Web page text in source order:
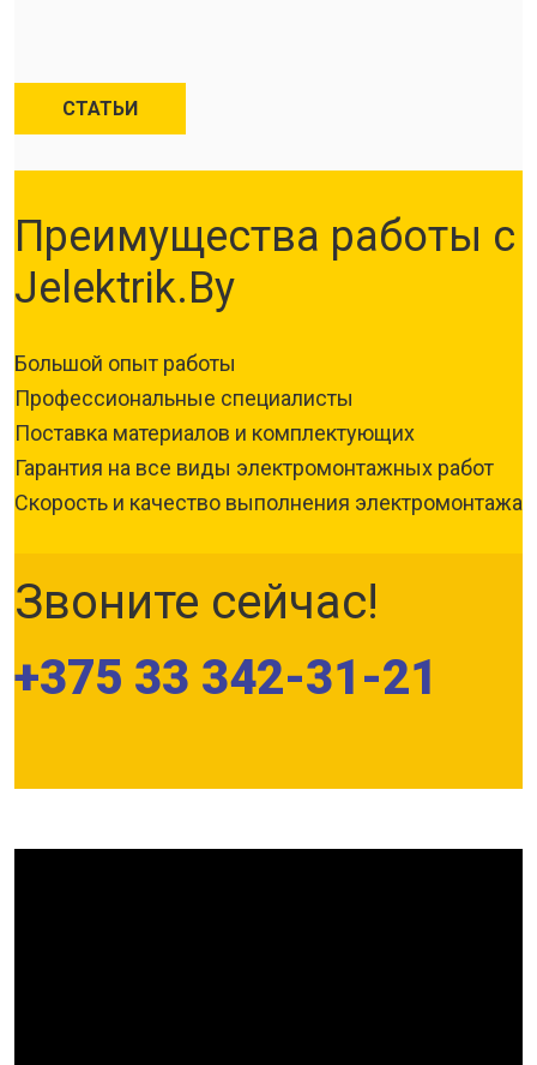
СТАТЬИ
Преимущества работы с
Jelektrik.By
Большой опыт работы
Профессиональные специалисты
Поставка материалов и комплектующих
Гарантия на все виды электромонтажных работ
Скорость и качество выполнения электромонтажа
Звоните сейчас!
+375 33 342-31-21